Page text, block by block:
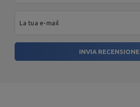
La tua e-mail
INVIA RECENSIONE